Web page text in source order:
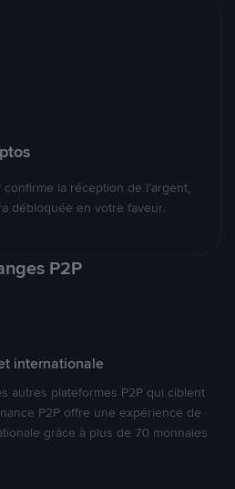
la réception de l’argent,
débloquée en votre faveur.
P2P
internationale
autres plateformes P2P qui ciblent
P2P offre une expérience de
grâce à plus de 70 monnaies